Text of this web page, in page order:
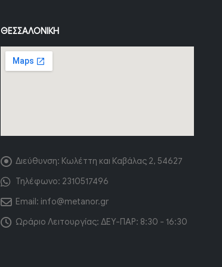
ΘΕΣΣΑΛΟΝΊΚΗ
Διεύθυνση: Κωλέττη και Καβάλας 2, 54627
Τηλέφωνο: 2310517496
Email: info@metanor.gr
Ωράριο Λειτουργίας: ΔΕΥ-ΠΑΡ: 8:30 - 16:30